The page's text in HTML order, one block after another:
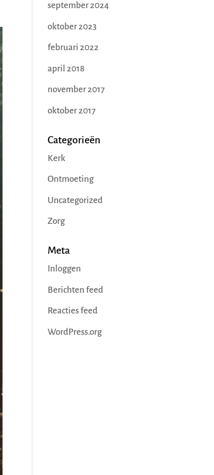
september 2024
oktober 2023
februari 2022
april 2018
november 2017
oktober 2017
Categorieën
Kerk
Ontmoeting
Uncategorized
Zorg
Meta
Inloggen
Berichten feed
Reacties feed
WordPress.org